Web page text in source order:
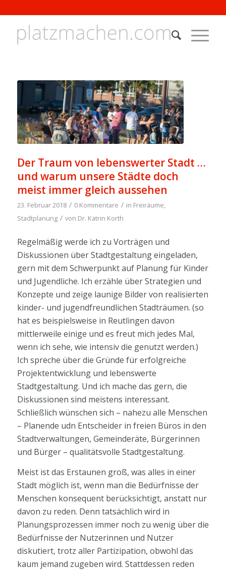
Der Traum von lebenswerter Stadt …
und warum unsere Städte doch
meist immer gleich aussehen
23. Februar 2018 / 0 Kommentare / in Freiräume,
Stadtplanung / von Dr. Katrin Korth
Regelmäßig werde ich zu Vorträgen und
Diskussionen über Stadtgestaltung eingeladen,
gern mit dem Schwerpunkt auf Planung für Kinder
und Jugendliche. Ich erzähle über Strategien und
Konzepte und zeige launige Bilder von realisierten
kinder- und jugendfreundlichen Stadträumen. (so
hat es beispielsweise in Reutlingen davon
mittlerweile einige und es freut mich jedes Mal,
wenn ich sehe, wie intensiv die genutzt werden.)
Ich spreche über die Gründe für erfolgreiche
Projektentwicklung und lebenswerte
Stadtgestaltung. Und ich mache das gern, die
Diskussionen sind meistens interessant.
Schließlich wünschen sich – nahezu alle Menschen
– Planende udn Entscheider in freien Büros in den
Stadtverwaltungen, Gemeinderäte, Bürgerinnen
und Bürger – qualitätsvolle Stadtgestaltung.
Meist ist das Erstaunen groß, was alles in einer
Stadt möglich ist, wenn man die Bedürfnisse der
Menschen konsequent berücksichtigt, anstatt nur
davon zu reden. Denn tatsächlich wird in
Planungsprozessen immer noch zu wenig über die
Bedürfnisse der Nutzerinnen und Nutzer
diskutiert, trotz aller Partizipation, obwohl das
kaum jemand zugeben wird. Stattdessen reden